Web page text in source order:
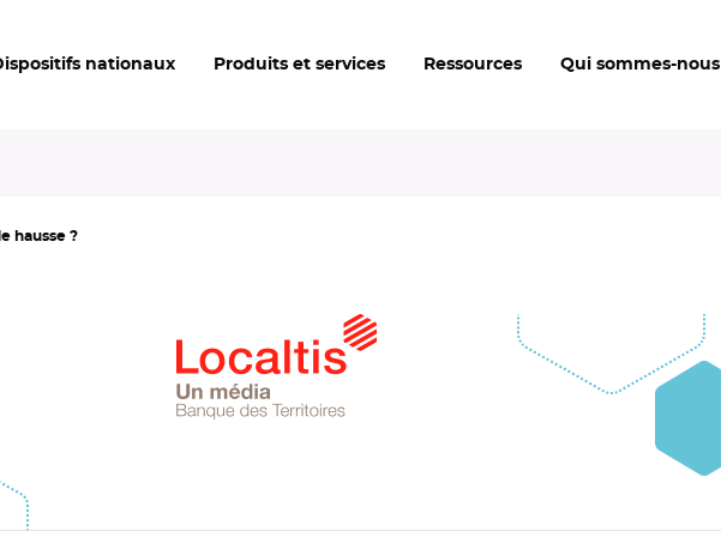
nationaux Produits et services Ressources Qui sommes-nous
hausse ?